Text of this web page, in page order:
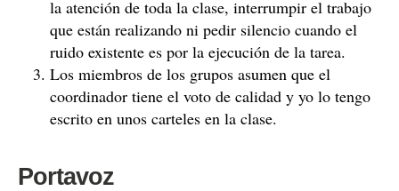
la atención de toda la clase, interrumpir el trabajo
que están realizando ni pedir silencio cuando el
ruido existente es por la ejecución de la tarea.
Los miembros de los grupos asumen que el
coordinador tiene el voto de calidad y yo lo tengo
escrito en unos carteles en la clase.
Portavoz